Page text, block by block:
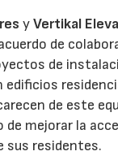
yVertikal
de
de
edificios
de este
de mejorar la
sus residentes.